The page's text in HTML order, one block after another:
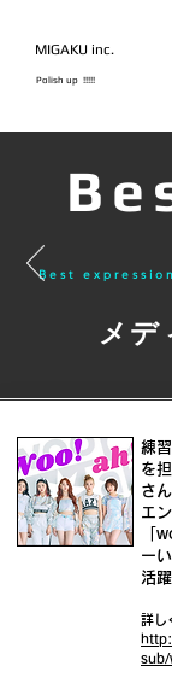
MIGAKU inc.
Polish up !!!!!
Best
メデ
練
を
さ
エ
「
ー
活
詳し
sub/